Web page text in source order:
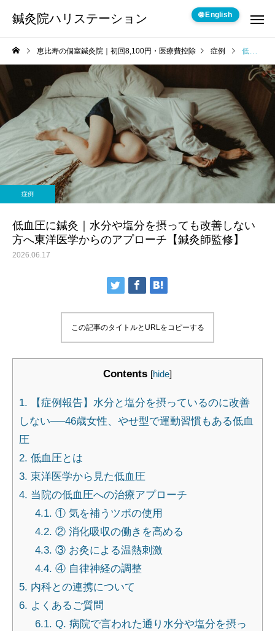
鍼灸院ハリステーション
恵比寿の個室鍼灸院｜初回8,100円・医療費控除 症例 低血圧に鍼灸｜水分や塩分を摂っても改善しない方へ東洋医学からのアプローチ【鍼灸師監修】
症例
低血圧に鍼灸｜水分や塩分を摂っても改善しない
方へ東洋医学からのアプローチ【鍼灸師監修】
2026.06.17
この記事のタイトルとURLをコピーする
Contents [hide]
1. 【症例報告】水分と塩分を摂っているのに改善
しない──46歳女性、やせ型で運動習慣もある低血
圧
2. 低血圧とは
3. 東洋医学から見た低血圧
4. 当院の低血圧への治療アプローチ
4.1. ① 気を補うツボの使用
4.2. ② 消化吸収の働きを高める
4.3. ③ お灸による温熱刺激
4.4. ④ 自律神経の調整
5. 内科との連携について
6. よくあるご質問
6.1. Q. 病院で言われた通り水分や塩分を摂っ
🌐 English